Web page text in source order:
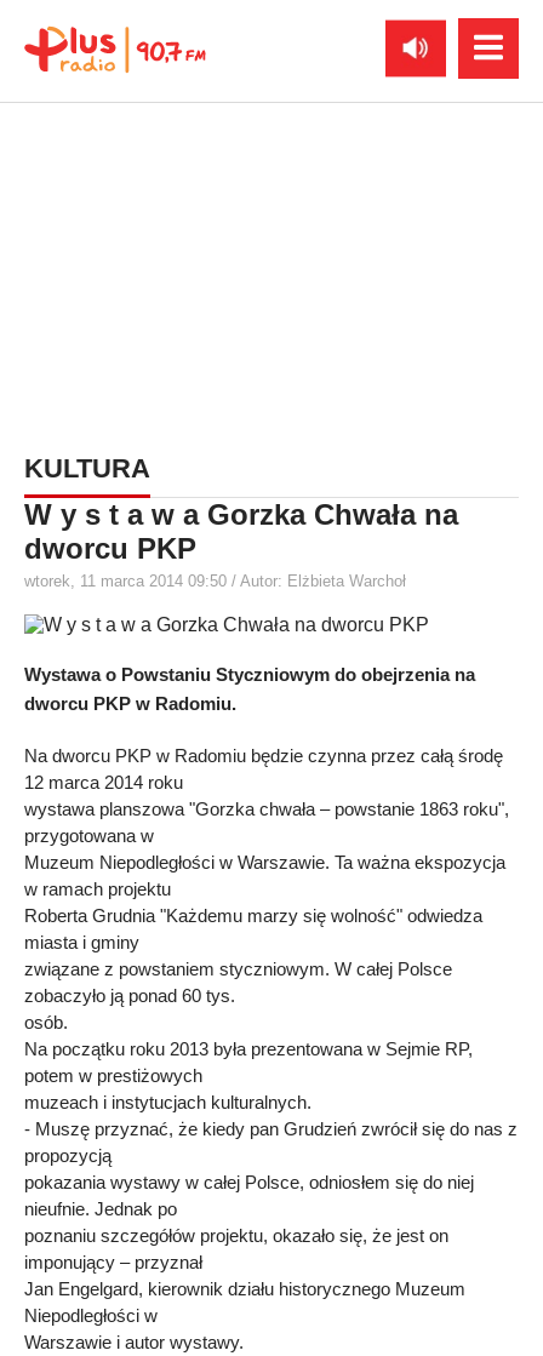
KULTURA
W y s t a w a Gorzka Chwała na
dworcu PKP
wtorek, 11 marca 2014 09:50 / Autor: Elżbieta Warchoł
Wystawa o Powstaniu Styczniowym do obejrzenia na
dworcu PKP w Radomiu.
Na dworcu PKP w Radomiu będzie czynna przez całą środę
12 marca 2014 roku
wystawa planszowa "Gorzka chwała – powstanie 1863 roku",
przygotowana w
Muzeum Niepodległości w Warszawie. Ta ważna ekspozycja
w ramach projektu
Roberta Grudnia "Każdemu marzy się wolność" odwiedza
miasta i gminy
związane z powstaniem styczniowym. W całej Polsce
zobaczyło ją ponad 60 tys.
osób.
Na początku roku 2013 była prezentowana w Sejmie RP,
potem w prestiżowych
muzeach i instytucjach kulturalnych.
- Muszę przyznać, że kiedy pan Grudzień zwrócił się do nas z
propozycją
pokazania wystawy w całej Polsce, odniosłem się do niej
nieufnie. Jednak po
poznaniu szczegółów projektu, okazało się, że jest on
imponujący – przyznał
Jan Engelgard, kierownik działu historycznego Muzeum
Niepodległości w
Warszawie i autor wystawy.